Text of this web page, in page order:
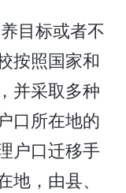
目标或者不
按照国家和
并采取多种
口所在地的
户口迁移手
，由县、